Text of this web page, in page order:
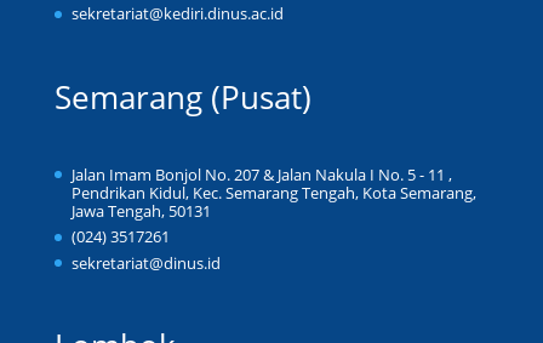
sekretariat@kediri.dinus.ac.id
Semarang (Pusat)
Jalan Imam Bonjol No. 207 & Jalan Nakula I No. 5 - 11 ,
Pendrikan Kidul, Kec. Semarang Tengah, Kota Semarang,
Jawa Tengah, 50131
(024) 3517261
sekretariat@dinus.id